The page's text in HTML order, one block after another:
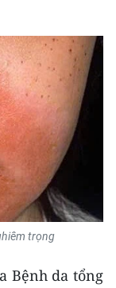
trọng
Bệnh da tổng